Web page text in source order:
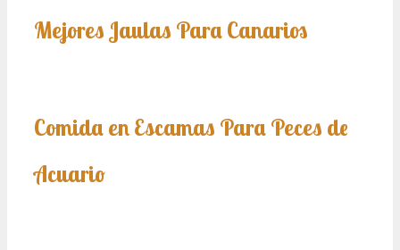
Mejores Jaulas Para Canarios
Comida en Escamas Para Peces de
Acuario